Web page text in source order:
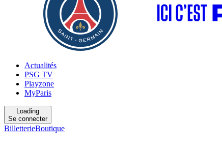
Actualités
PSG TV
Playzone
MyParis
Loading
Se connecter
BilletterieBoutique